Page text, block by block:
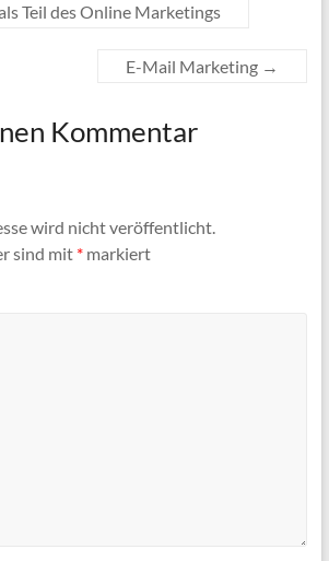
Teil des Online Marketings
E-Mail Marketing →
Kommentar
wird nicht veröffentlicht.
sind mit *markiert